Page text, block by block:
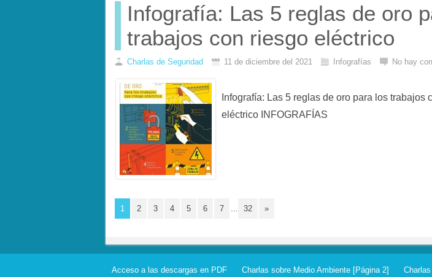
Infografía: Las 5 reglas de oro
trabajos con riesgo eléctrico
Charlas de Seguridad 11 de diciembre del 2021 Infografías No hay
Infografía: Las 5 reglas de oro para los trabajos
eléctrico INFOGRAFÍAS
1 2 3 4 5 6 7 32 »
Acceso a las descargas en PDF Charlas sobre Medio Ambiente [Página 2]